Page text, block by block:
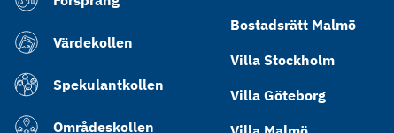
Värdekollen
Spekulantkollen
Områdeskollen
Bostadsrätt Malmö
Villa Stockholm
Villa Göteborg